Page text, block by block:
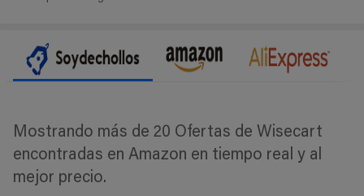
Mostrando más de 20 Ofertas de Wisecart
encontradas en Amazon en tiempo real y al
mejor precio.